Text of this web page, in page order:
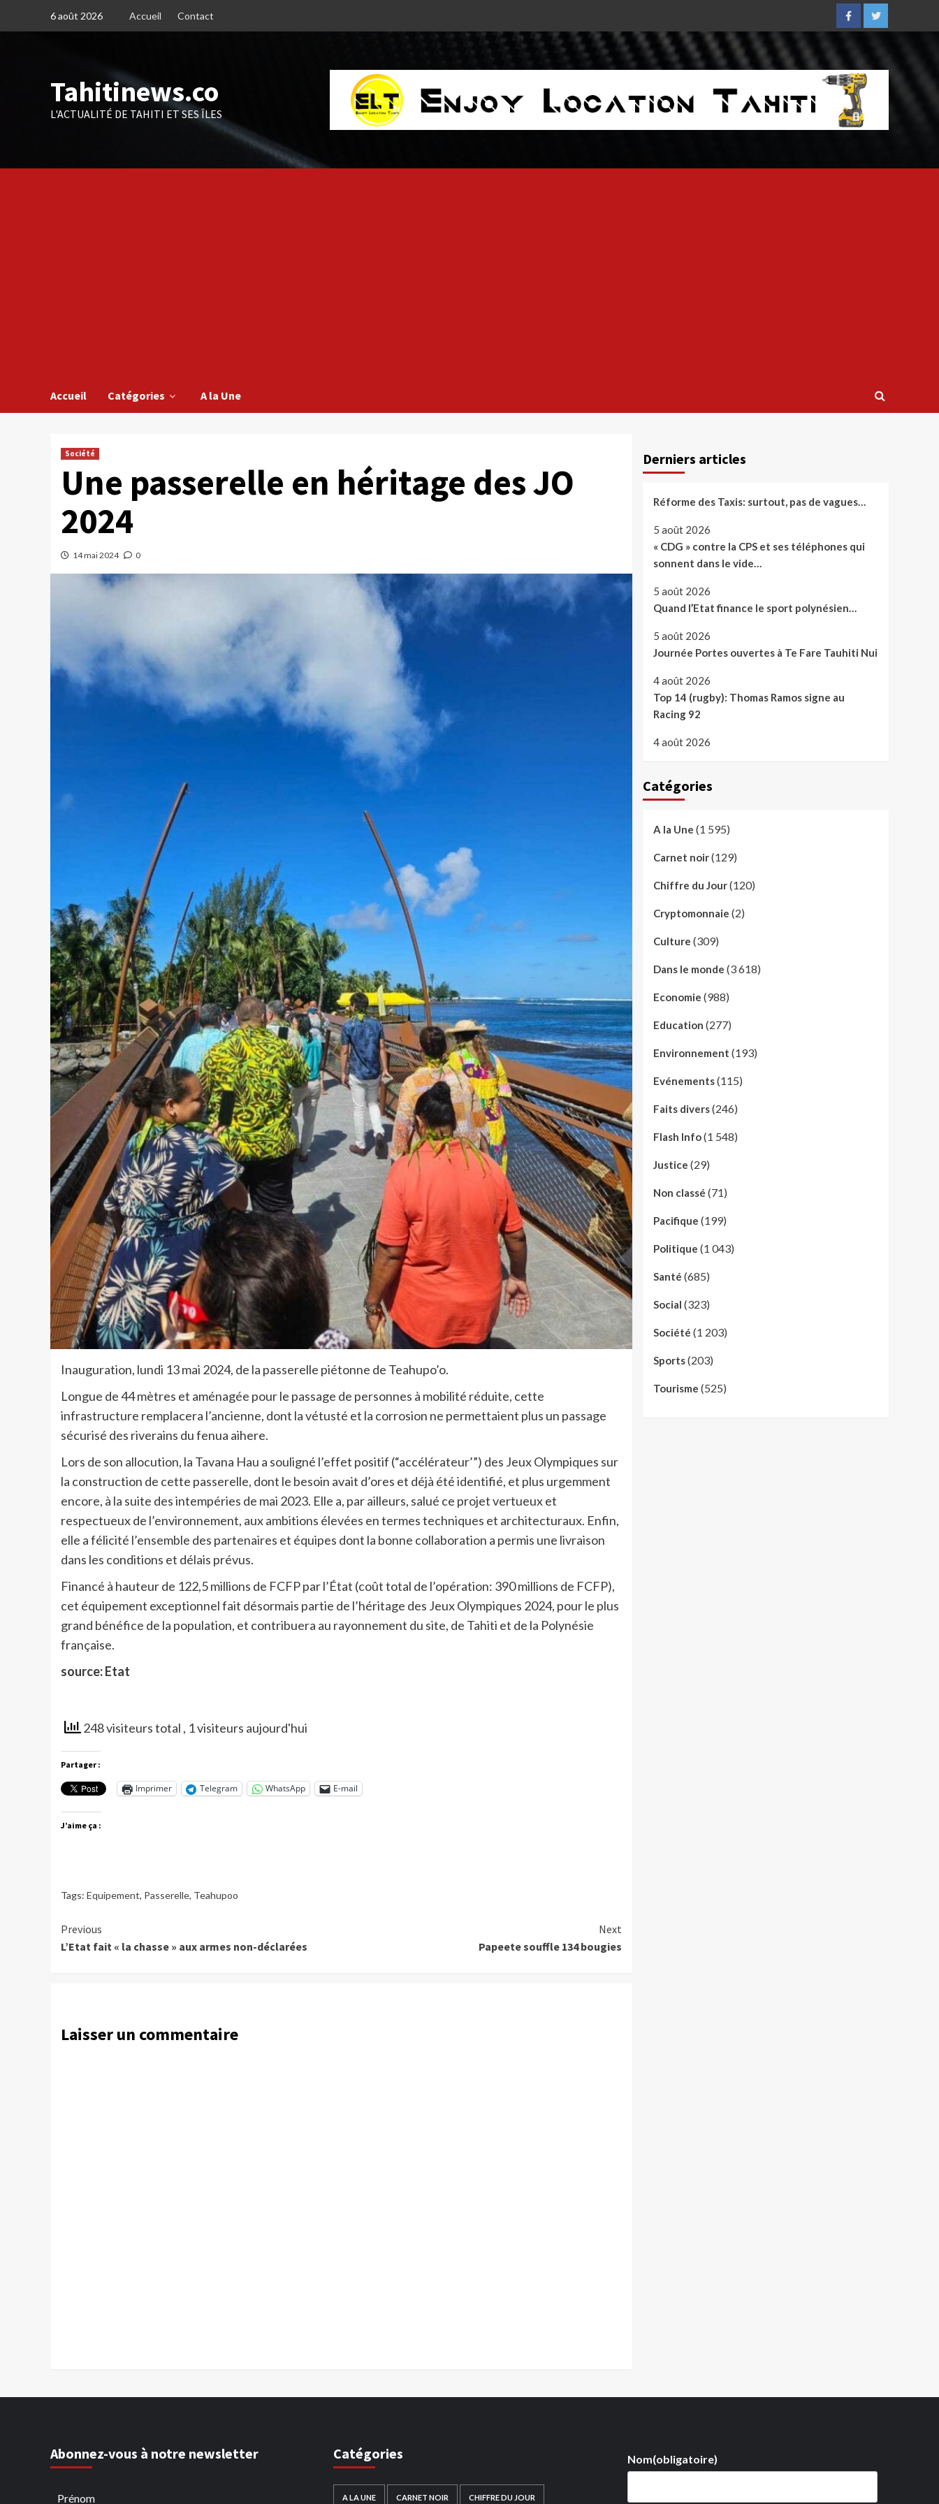
6 août 2026 Accueil Contact
FacebookTwitter
Tahitinews.co
L'ACTUALITÉ DE TAHITI ET SES ÎLES
Accueil Catégories A la Une
Société
Une passerelle en héritage des JO
2024
14 mai 2024 0
Inauguration, lundi 13 mai 2024, de la passerelle piétonne de Teahupo’o.
Longue de 44 mètres et aménagée pour le passage de personnes à mobilité réduite, cette
infrastructure remplacera l’ancienne, dont la vétusté et la corrosion ne permettaient plus un passage
sécurisé des riverains du fenua aihere.
Lors de son allocution, la Tavana Hau a souligné l’effet positif (“accélérateur’”) des Jeux Olympiques sur
la construction de cette passerelle, dont le besoin avait d’ores et déjà été identifié, et plus urgemment
encore, à la suite des intempéries de mai 2023. Elle a, par ailleurs, salué ce projet vertueux et
respectueux de l’environnement, aux ambitions élevées en termes techniques et architecturaux. Enfin,
elle a félicité l’ensemble des partenaires et équipes dont la bonne collaboration a permis une livraison
dans les conditions et délais prévus.
Financé à hauteur de 122,5 millions de FCFP par l’État (coût total de l’opération: 390 millions de FCFP),
cet équipement exceptionnel fait désormais partie de l’héritage des Jeux Olympiques 2024, pour le plus
grand bénéfice de la population, et contribuera au rayonnement du site, de Tahiti et de la Polynésie
française.
source: Etat
248 visiteurs total , 1 visiteurs aujourd'hui
Partager :
Imprimer Telegram WhatsApp E-mail
J’aime ça :
Tags: Equipement, Passerelle, Teahupoo
Continue
Reading
Previous
L’Etat fait « la chasse » aux armes non-déclarées
Next
Papeete souffle 134 bougies
Laisser un commentaire
Derniers articles
Réforme des Taxis: surtout, pas de vagues…
5 août 2026
« CDG » contre la CPS et ses téléphones qui
sonnent dans le vide…
5 août 2026
Quand l’Etat finance le sport polynésien…
5 août 2026
Journée Portes ouvertes à Te Fare Tauhiti Nui
4 août 2026
Top 14 (rugby): Thomas Ramos signe au
Racing 92
4 août 2026
Catégories
A la Une (1 595)
Carnet noir(129)
Chiffre du Jour(120)
Cryptomonnaie (2)
Culture (309)
Dans le monde (3 618)
Economie (988)
Education (277)
Environnement (193)
Evénements(115)
Faits divers(246)
Flash Info(1 548)
Justice (29)
Non classé (71)
Pacifique (199)
Politique (1 043)
Santé (685)
Social (323)
Société (1 203)
Sports(203)
Tourisme (525)
Abonnez-vous à notre newsletter
Prénom
Catégories
A LA UNE CARNET NOIR CHIFFRE DU JOUR
Nom(obligatoire)